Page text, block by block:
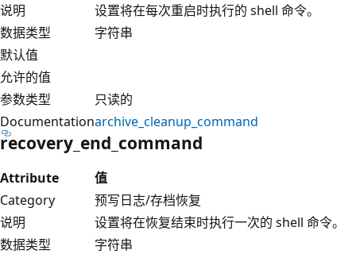
说明
设置将在每次重启时执行的 shell 命令。
数据类型
字符串
默认值
允许的值
参数类型
只读的
Documentationarchive_cleanup_command
recovery_end_command
Attribute
值
Category
预写日志/存档恢复
说明
设置将在恢复结束时执行一次的 shell 命令。
数据类型
字符串